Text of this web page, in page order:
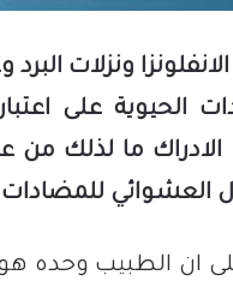
ونزلات
الحيوية على
ما لذلك
العشوائي
على ان الطبيب